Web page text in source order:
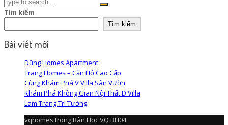
Tìm kiếm
Tìm kiếm
Bài viết mới
Dũng Homes Apartment
Trang Homes – Căn Hộ Cao Cấp
Cùng Khám Phá V Villa Sân Vườn
Khám Phá Không Gian Nội Thất D Villa
Lam Trang Trí Tường
vqhomes trongBàn Học VQ BH04